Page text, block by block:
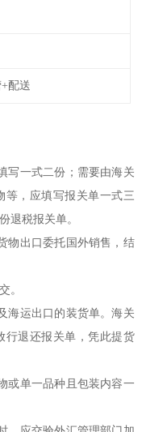
配送
写一式二份；需要由海关
等，应填写报关单一式三
退税报关单。
物出口委托国外销售，结
。
海运出口的装货单。海关
行退还报关单，凭此提货
或单一品种且包装内容一